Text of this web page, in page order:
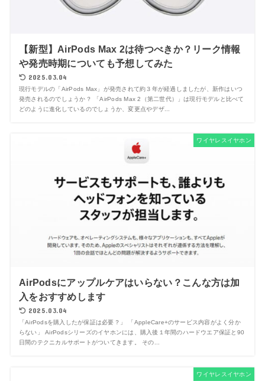
【新型】AirPods Max 2は待つべきか？リーク情報
や発売時期についても予想してみた
2025.03.04
現行モデルの「AirPods Max」が発売されて約３年が経過しましたが、新作はいつ
発売されるのでしょうか？ 「AirPods Max 2（第二世代）」は現行モデルと比べて
どのように進化しているのでしょうか、変更点やデザ...
ワイヤレスイヤホン
AirPodsにアップルケアはいらない？こんな方は加
入をおすすめします
2025.03.04
「AirPodsを購入したが保証は必要？」 「AppleCare+のサービス内容がよく分か
らない」 AirPodsシリーズのイヤホンには、購入後１年間のハードウエア保証と90
日間のテクニカルサポートがついてきます。 その...
ワイヤレスイヤホン